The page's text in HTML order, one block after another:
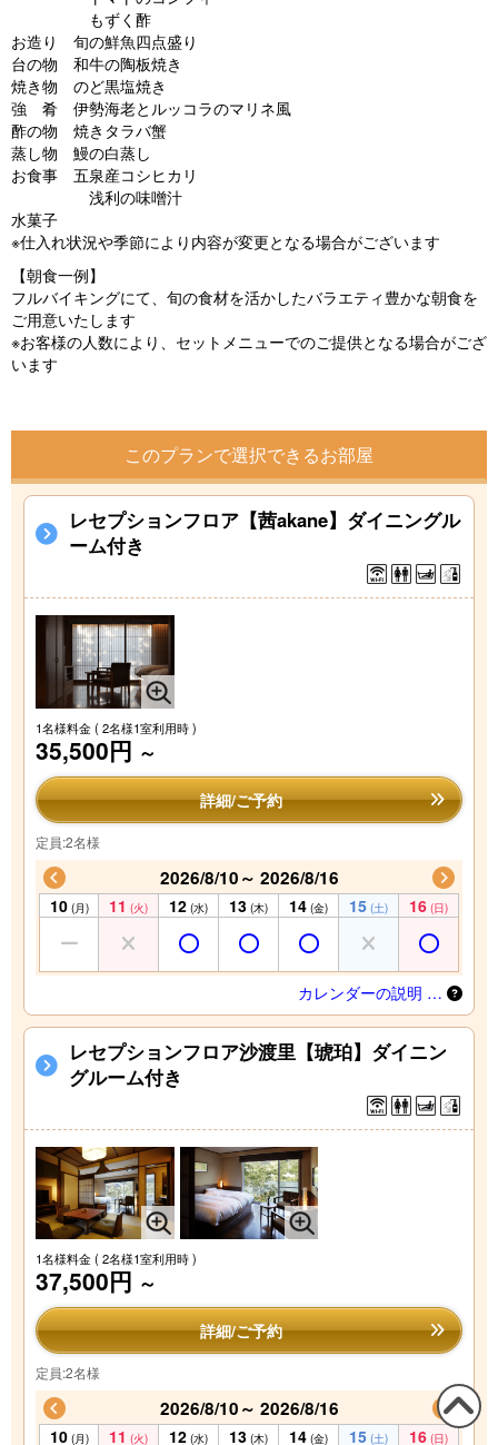
もずく酢
お造り 旬の鮮魚四点盛り
台の物 和牛の陶板焼き
焼き物 のど黒塩焼き
強 肴 伊勢海老とルッコラのマリネ風
酢の物 焼きタラバ蟹
蒸し物 鰻の白蒸し
お食事 五泉産コシヒカリ
浅利の味噌汁
水菓子
※仕入れ状況や季節により内容が変更となる場合がございます
【朝食一例】
フルバイキングにて、旬の食材を活かしたバラエティ豊かな朝食を
ご用意いたします
※お客様の人数により、セットメニューでのご提供となる場合がござ
います
このプランで選択できるお部屋
レセプションフロア【茜akane】ダイニングル
ーム付き
1名様料金( 2名様1室利用時 )
35,500円 ～
詳細/ご予約
定員:2名様
2026/8/10～ 2026/8/16
10 (月) 11 (火) 12 (水) 13 (木) 14 (金) 15 (土) 16 (日)
カレンダーの説明 …
レセプションフロア沙渡里【琥珀】ダイニン
グルーム付き
1名様料金( 2名様1室利用時 )
37,500円 ～
詳細/ご予約
定員:2名様
2026/8/10～ 2026/8/16
10 (月) 11 (火) 12 (水) 13 (木) 14 (金) 15 (土) 16 (日)この